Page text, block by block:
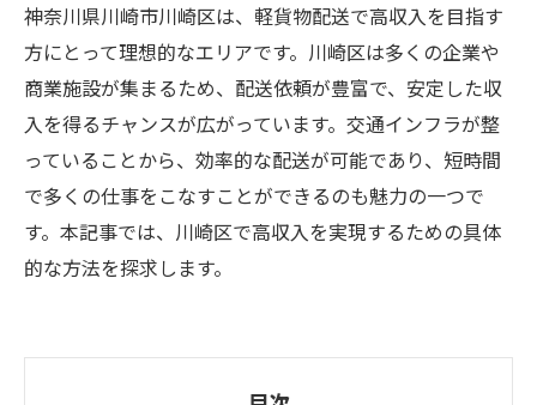
神奈川県川崎市川崎区は、軽貨物配送で高収入を目指す
方にとって理想的なエリアです。川崎区は多くの企業や
商業施設が集まるため、配送依頼が豊富で、安定した収
入を得るチャンスが広がっています。交通インフラが整
っていることから、効率的な配送が可能であり、短時間
で多くの仕事をこなすことができるのも魅力の一つで
す。本記事では、川崎区で高収入を実現するための具体
的な方法を探求します。